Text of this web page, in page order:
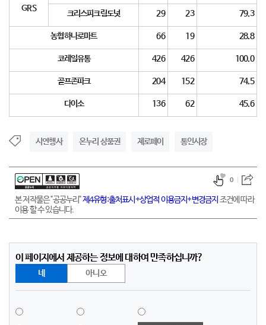
GRS
크리스피크림도넛 29 23 79.3
농협하나로마트 66 19 28.8
코레일유통 426 426 100.0
골프존파크 204 152 74.5
다이소 136 62 45.6
시연행사 온누리 상품권 제로페이 통인시장
본 저작물은 "공공누리"제4유형:출처표시+상업적 이용금지+변경금지 조건에 따라
이용 할 수 있습니다.
0
이 페이지에서 제공하는 정보에 대하여 만족하십니까?
네 아니오